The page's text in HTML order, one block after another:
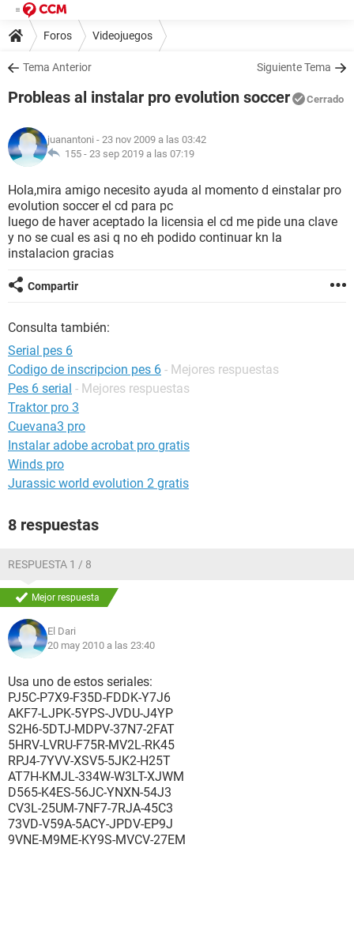
Foros Videojuegos
Tema Anterior Siguiente Tema
Probleas al instalar pro evolution soccer Cerrado
juanantoni - 23 nov 2009 a las 03:42
155 - 23 sep 2019 a las 07:19
Hola,mira amigo necesito ayuda al momento d einstalar pro
evolution soccer el cd para pc
luego de haver aceptado la licensia el cd me pide una clave
y no se cual es asi q no eh podido continuar kn la
instalacion gracias
Compartir
Consulta también:
Serial pes 6
Codigo de inscripcion pes 6 - Mejores respuestas
Pes 6 serial - Mejores respuestas
Traktor pro 3
Cuevana3 pro
Instalar adobe acrobat pro gratis
Winds pro
Jurassic world evolution 2 gratis
8 respuestas
RESPUESTA 1 / 8
Mejor respuesta
El Dari
20 may 2010 a las 23:40
Usa uno de estos seriales:
PJ5C-P7X9-F35D-FDDK-Y7J6
AKF7-LJPK-5YPS-JVDU-J4YP
S2H6-5DTJ-MDPV-37N7-2FAT
5HRV-LVRU-F75R-MV2L-RK45
RPJ4-7YVV-XSV5-5JK2-H25T
AT7H-KMJL-334W-W3LT-XJWM
D565-K4ES-56JC-YNXN-54J3
CV3L-25UM-7NF7-7RJA-45C3
73VD-V59A-5ACY-JPDV-EP9J
9VNE-M9ME-KY9S-MVCV-27EM